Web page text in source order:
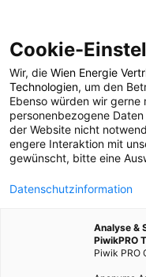
Cookie-
Wir, die Wien Energie
Technologien, um den
Ebenso würden wir gerne
personenbezogene
der Website nicht
engere Interaktion mit
gewünscht, bitte eine
Datenschutzinformation
Analyse &
PiwikPRO
Piwik PRO